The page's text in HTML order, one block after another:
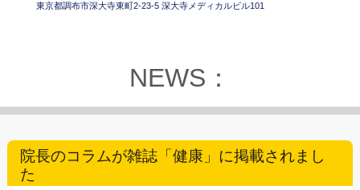
東京都調布市深大寺東町2-23-5 深大寺メディカルビル101
NEWS：
院長のコラムが雑誌「健康」に掲載されまし
た